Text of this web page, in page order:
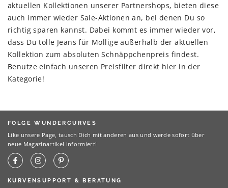
aktuellen Kollektionen unserer Partnershops, bieten diese
auch immer wieder Sale-Aktionen an, bei denen Du so
richtig sparen kannst. Dabei kommt es immer wieder vor,
dass Du tolle Jeans für Mollige außerhalb der aktuellen
Kollektion zum absoluten Schnäppchenpreis findest.
Benutze einfach unseren Preisfilter direkt hier in der
Kategorie!
FOLGE WUNDERCURVES
Like unsere Page, tausch Dich mit anderen aus und werde sofort über
neue Magazinartikel informiert!
KURVENSUPPORT & BERATUNG